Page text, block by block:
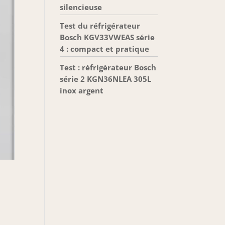
silencieuse
Test du réfrigérateur
Bosch KGV33VWEAS série
4 : compact et pratique
Test : réfrigérateur Bosch
série 2 KGN36NLEA 305L
inox argent